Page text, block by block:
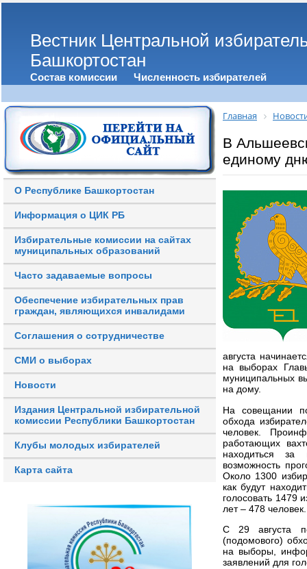
Вестник Центральной
Башкортостан
Состав комиссии Численность избирателей
О Республике Башкортостан
Информация о ЦИК РБ
Избирательные комиссии на сайтах
муниципальных образований
Часто задаваемые вопросы
Обеспечение избирательных прав
граждан, являющихся инвалидами
Соглашения о сотрудничестве
СМИ о выборах
Новости
Издания Центральной избирательной
комиссии Республики Башкортостан
Клубы молодых избирателей
Карта сайта
Главная
В
единому
августа
на выборах
муниципальных
на дому.
На совещании
обхода
человек.
работающих
находиться за
возможность
Около 1300
как будут
голосовать 1479
лет – 478 человек.
С 29 августа
(подомового)
на выборы,
заявлений для